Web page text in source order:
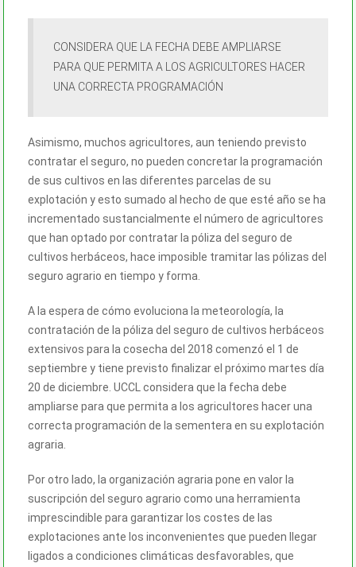
CONSIDERA QUE LA FECHA DEBE AMPLIARSE
PARA QUE PERMITA A LOS AGRICULTORES HACER
UNA CORRECTA PROGRAMACIÓN
Asimismo, muchos agricultores, aun teniendo previsto
contratar el seguro, no pueden concretar la programación
de sus cultivos en las diferentes parcelas de su
explotación y esto sumado al hecho de que esté año se ha
incrementado sustancialmente el número de agricultores
que han optado por contratar la póliza del seguro de
cultivos herbáceos, hace imposible tramitar las pólizas del
seguro agrario en tiempo y forma.
A la espera de cómo evoluciona la meteorología, la
contratación de la póliza del seguro de cultivos herbáceos
extensivos para la cosecha del 2018 comenzó el 1 de
septiembre y tiene previsto finalizar el próximo martes día
20 de diciembre. UCCL considera que la fecha debe
ampliarse para que permita a los agricultores hacer una
correcta programación de la sementera en su explotación
agraria.
Por otro lado, la organización agraria pone en valor la
suscripción del seguro agrario como una herramienta
imprescindible para garantizar los costes de las
explotaciones ante los inconvenientes que pueden llegar
ligados a condiciones climáticas desfavorables, que